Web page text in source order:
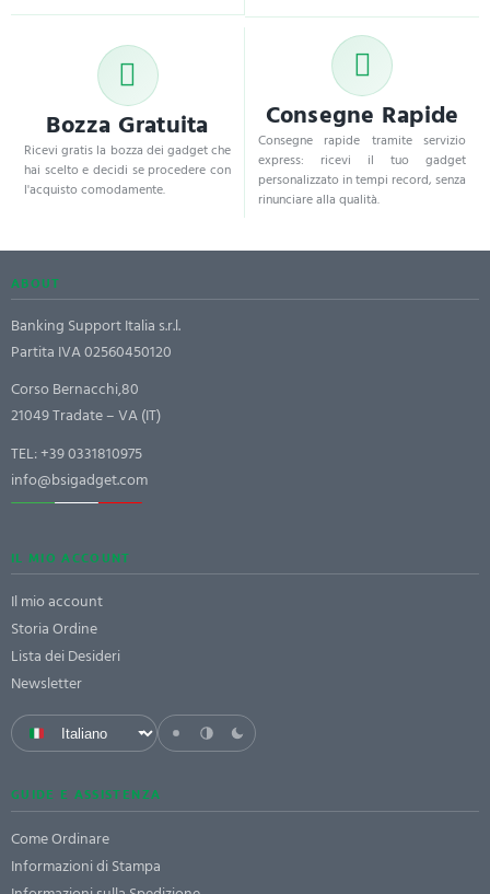
Bozza Gratuita
Ricevi gratis la bozza dei gadget che
hai scelto e decidi se procedere con
l'acquisto comodamente.
Consegne Rapide
Consegne rapide tramite servizio
express: ricevi il tuo gadget
personalizzato in tempi record, senza
rinunciare alla qualità.
ABOUT
Banking Support Italia s.r.l.
Partita IVA 02560450120
Corso Bernacchi,80
21049 Tradate – VA (IT)
TEL:+39 0331810975
info@bsigadget.com
IL MIO ACCOUNT
Il mio account
Storia Ordine
Lista dei Desideri
Newsletter
GUIDE E ASSISTENZA
Come Ordinare
Informazioni di Stampa